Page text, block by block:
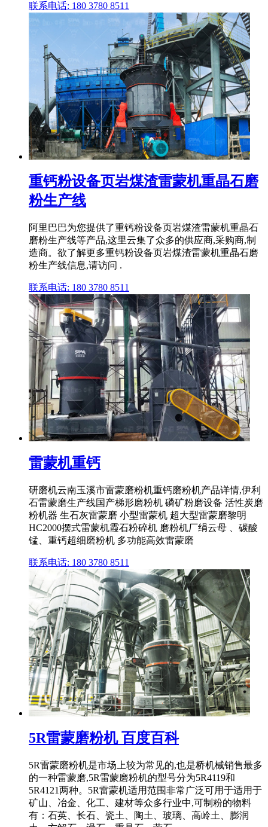
联系电话: 180 3780 8511
重钙粉设备页岩煤渣雷蒙机重晶石磨
粉生产线
阿里巴巴为您提供了重钙粉设备页岩煤渣雷蒙机重晶石
磨粉生产线等产品,这里云集了众多的供应商,采购商,制
造商。欲了解更多重钙粉设备页岩煤渣雷蒙机重晶石磨
粉生产线信息,请访问 .
联系电话: 180 3780 8511
雷蒙机重钙
研磨机云南玉溪市雷蒙磨粉机重钙磨粉机产品详情,伊利
石雷蒙磨生产线国产梯形磨粉机 磷矿粉磨设备 活性炭磨
粉机器 生石灰雷蒙磨 小型雷蒙机 超大型雷蒙磨黎明
HC2000摆式雷蒙机霞石粉碎机 磨粉机厂绢云母 、碳酸
锰、重钙超细磨粉机 多功能高效雷蒙磨
联系电话: 180 3780 8511
5R雷蒙磨粉机 百度百科
5R雷蒙磨粉机是市场上较为常见的,也是桥机械销售最多
的一种雷蒙磨,5R雷蒙磨粉机的型号分为5R4119和
5R4121两种。5R雷蒙机适用范围非常广泛可用于适用于
矿山、冶金、化工、建材等众多行业中,可制粉的物料
有：石英、长石、瓷土、陶土、玻璃、高岭土、膨润